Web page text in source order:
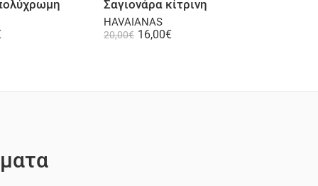
Σαγιονάρα κίτρινη
HAVAIANAS
20,00€ 16,00€